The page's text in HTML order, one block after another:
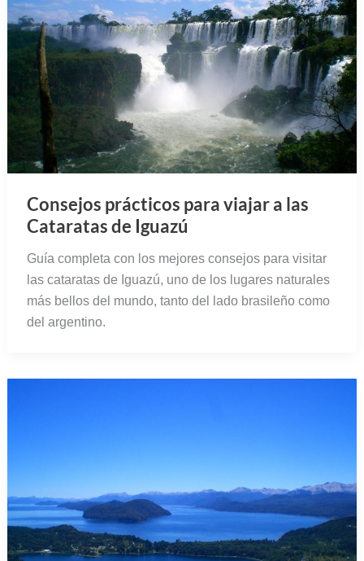
Consejos prácticos para viajar a las
Cataratas de Iguazú
Guía completa con los mejores consejos para visitar
las cataratas de Iguazú, uno de los lugares naturales
más bellos del mundo, tanto del lado brasileño como
del argentino.